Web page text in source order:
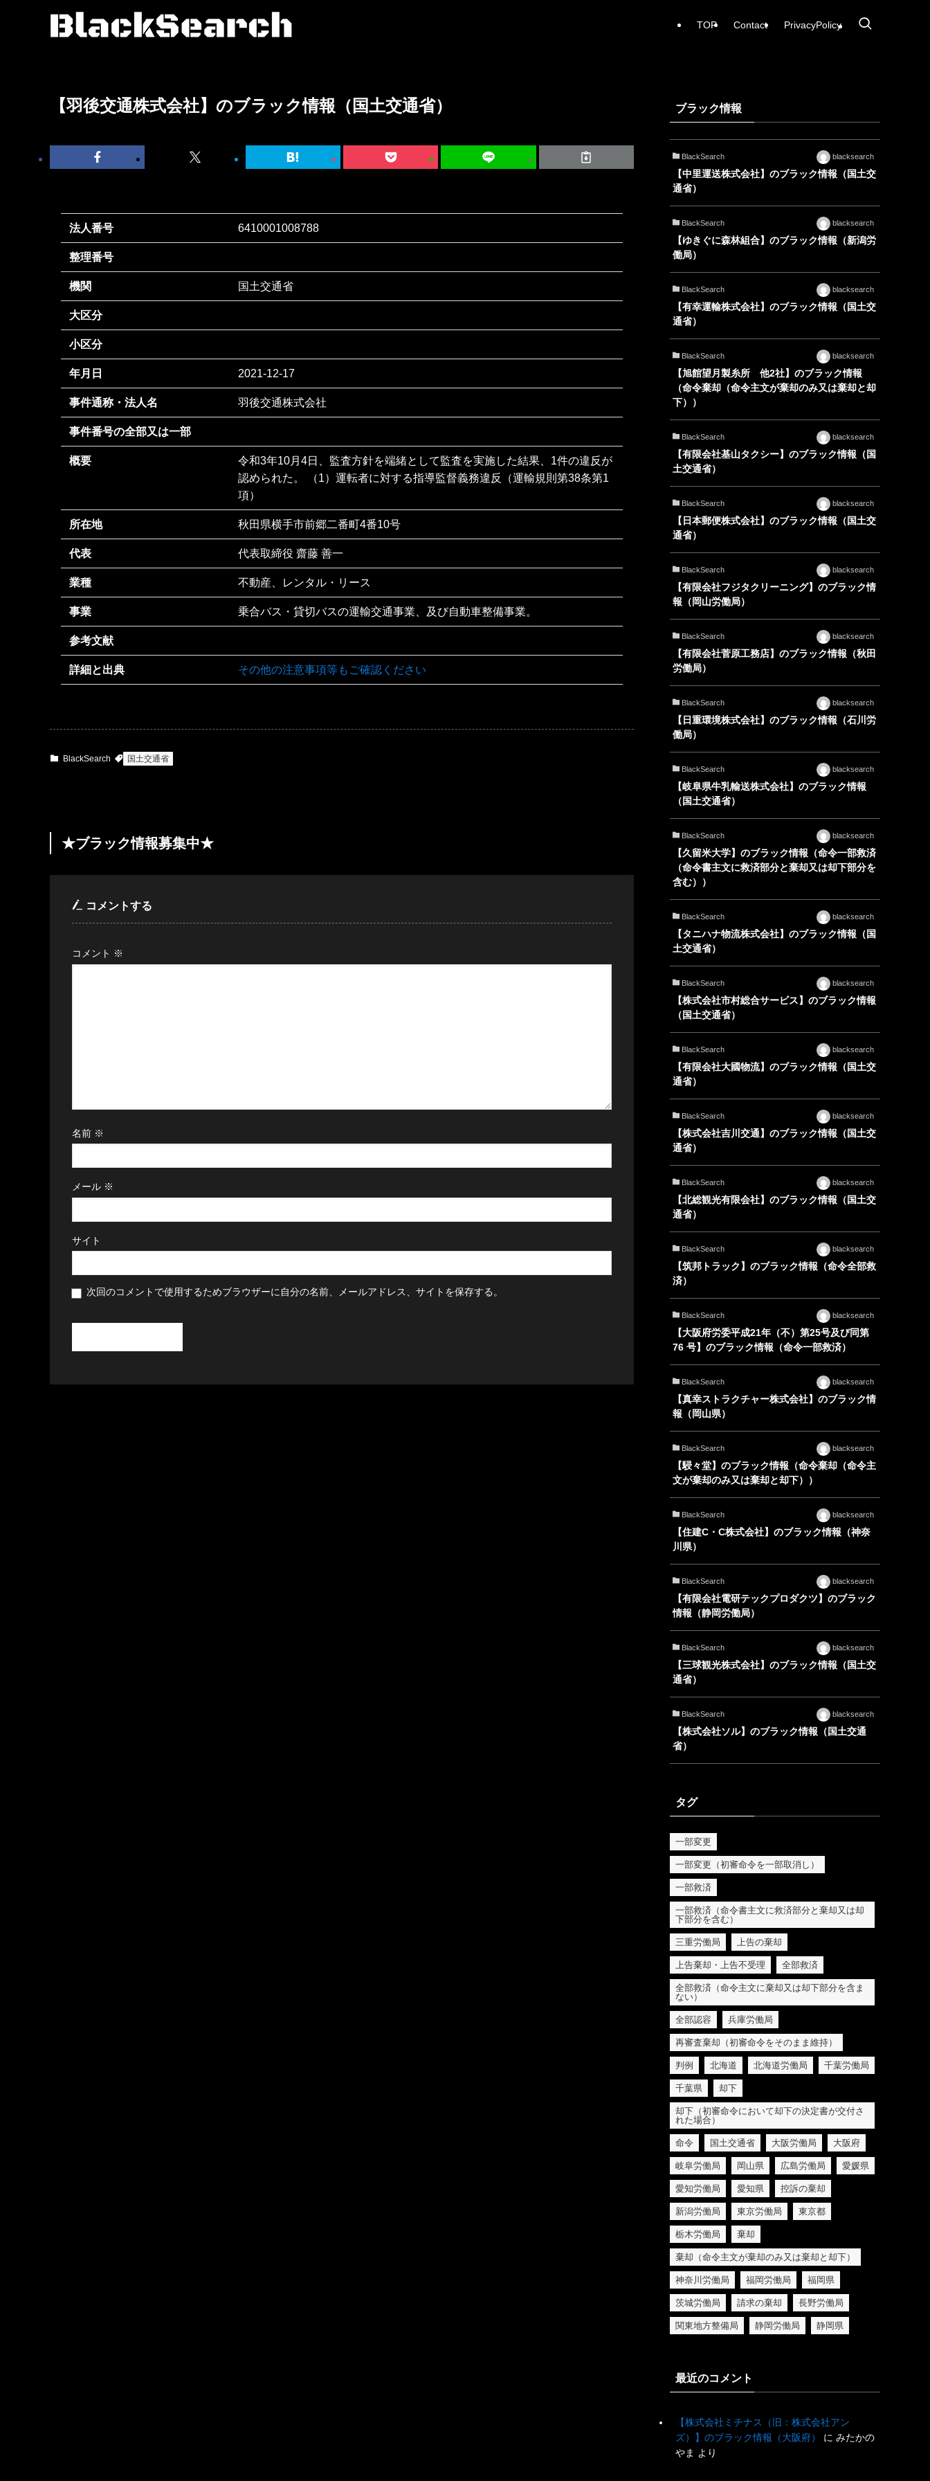
TOP Contact PrivacyPolicy
【羽後交通株式会社】のブラック情報（国土交通省）
法人番号 6410001008788
整理番号
機関 国土交通省
大区分
小区分
年月日 2021-12-17
事件通称・法人名 羽後交通株式会社
事件番号の全部又は一部
概要
令和3年10月4日、監査方針を端緒として監査を実施した結果、1件の違反が
認められた。 （1）運転者に対する指導監督義務違反（運輸規則第38条第1
項）
所在地 秋田県横手市前郷二番町4番10号
代表 代表取締役 齋藤 善一
業種 不動産、レンタル・リース
事業 乗合バス・貸切バスの運輸交通事業、及び自動車整備事業。
参考文献
詳細と出典 その他の注意事項等もご確認ください
BlackSearch 国土交通省
★ブラック情報募集中★
コメントする
コメント ※
名前 ※
メール ※
サイト
次回のコメントで使用するためブラウザーに自分の名前、メールアドレス、サイトを保存する。
ブラック情報
BlackSearch blacksearch
【中里運送株式会社】のブラック情報（国土交
通省）
BlackSearch blacksearch
【ゆきぐに森林組合】のブラック情報（新潟労
働局）
BlackSearch blacksearch
【有幸運輸株式会社】のブラック情報（国土交
通省）
BlackSearch blacksearch
【旭館望月製糸所 他2社】のブラック情報
（命令棄却（命令主文が棄却のみ又は棄却と却
下））
BlackSearch blacksearch
【有限会社基山タクシー】のブラック情報（国
土交通省）
BlackSearch blacksearch
【日本郵便株式会社】のブラック情報（国土交
通省）
BlackSearch blacksearch
【有限会社フジタクリーニング】のブラック情
報（岡山労働局）
BlackSearch blacksearch
【有限会社菅原工務店】のブラック情報（秋田
労働局）
BlackSearch blacksearch
【日重環境株式会社】のブラック情報（石川労
働局）
BlackSearch blacksearch
【岐阜県牛乳輸送株式会社】のブラック情報
（国土交通省）
BlackSearch blacksearch
【久留米大学】のブラック情報（命令一部救済
（命令書主文に救済部分と棄却又は却下部分を
含む））
BlackSearch blacksearch
【タニハナ物流株式会社】のブラック情報（国
土交通省）
BlackSearch blacksearch
【株式会社市村総合サービス】のブラック情報
（国土交通省）
BlackSearch blacksearch
【有限会社大國物流】のブラック情報（国土交
通省）
BlackSearch blacksearch
【株式会社吉川交通】のブラック情報（国土交
通省）
BlackSearch blacksearch
【北総観光有限会社】のブラック情報（国土交
通省）
BlackSearch blacksearch
【筑邦トラック】のブラック情報（命令全部救
済）
BlackSearch blacksearch
【大阪府労委平成21年（不）第25号及び同第
76 号】のブラック情報（命令一部救済）
BlackSearch blacksearch
【真幸ストラクチャー株式会社】のブラック情
報（岡山県）
BlackSearch blacksearch
【駸々堂】のブラック情報（命令棄却（命令主
文が棄却のみ又は棄却と却下））
BlackSearch blacksearch
【住建C・C株式会社】のブラック情報（神奈
川県）
BlackSearch blacksearch
【有限会社電研テックプロダクツ】のブラック
情報（静岡労働局）
BlackSearch blacksearch
【三球観光株式会社】のブラック情報（国土交
通省）
BlackSearch blacksearch
【株式会社ソル】のブラック情報（国土交通
省）
タグ
一部変更
一部変更（初審命令を一部取消し）
一部救済
一部救済（命令書主文に救済部分と棄却又は却
下部分を含む）
三重労働局 上告の棄却
上告棄却・上告不受理 全部救済
全部救済（命令主文に棄却又は却下部分を含ま
ない）
全部認容 兵庫労働局
再審査棄却（初審命令をそのまま維持）
判例 北海道 北海道労働局 千葉労働局
千葉県 却下
却下（初審命令において却下の決定書が交付さ
れた場合）
命令 国土交通省 大阪労働局 大阪府
岐阜労働局 岡山県 広島労働局 愛媛県
愛知労働局 愛知県 控訴の棄却
新潟労働局 東京労働局 東京都
栃木労働局 棄却
棄却（命令主文が棄却のみ又は棄却と却下）
神奈川労働局 福岡労働局 福岡県
茨城労働局 請求の棄却 長野労働局
関東地方整備局 静岡労働局 静岡県
最近のコメント
【株式会社ミチナス（旧：株式会社アン
ズ）】のブラック情報（大阪府）
に みたかの
やま より